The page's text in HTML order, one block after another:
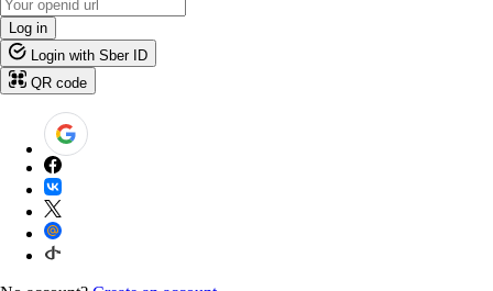
Log in
Login with Sber ID
QR code